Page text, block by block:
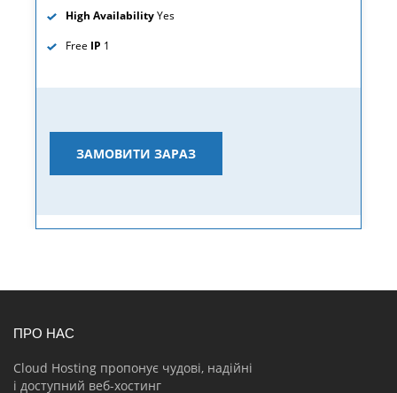
High AvailabilityYes
Free IP 1
ЗАМОВИТИ ЗАРАЗ
ПРО НАС
Cloud Hosting пропонує чудові, надійні
і доступний веб-хостинг